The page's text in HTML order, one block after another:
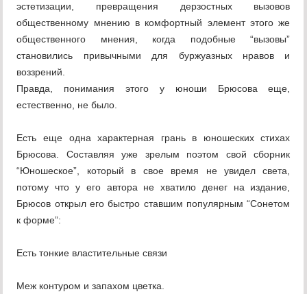
эстетизации, превращения дерзостных вызовов
общественному мнению в комфортный элемент этого же
общественного мнения, когда подобные “вызовы”
становились привычными для буржуазных нравов и
воззрений.
Правда, понимания этого у юноши Брюсова еще,
естественно, не было.
Есть еще одна характерная грань в юношеских стихах
Брюсова. Составляя уже зрелым поэтом свой сборник
“Юношеское”, который в свое время не увидел света,
потому что у его автора не хватило денег на издание,
Брюсов открыл его быстро ставшим популярным “Сонетом
к форме”:
Есть тонкие властительные связи
Меж контуром и запахом цветка.